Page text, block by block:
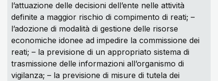
l’attuazione delle decisioni dell’ente nelle attività
definite a maggior rischio di compimento di reati; –
l’adozione di modalità di gestione delle risorse
economiche idonee ad impedire la commissione dei
reati; – la previsione di un appropriato sistema di
trasmissione delle informazioni all’organismo di
vigilanza; – la previsione di misure di tutela dei